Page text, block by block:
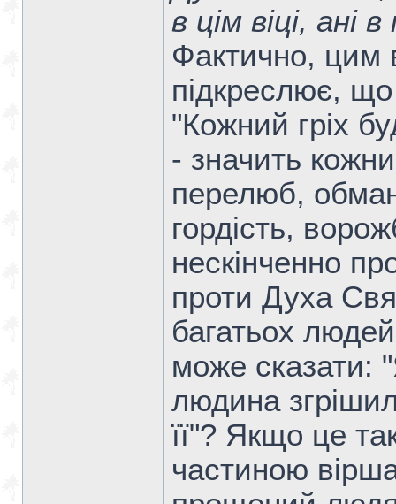
в цім віці,
Фактично, цим
підкреслює,
"Кожний гріх
- значить
перелюб,
гордість,
нескінченно
проти Духа
багатьох
може сказати:
людина
її"? Якщо це
частиною